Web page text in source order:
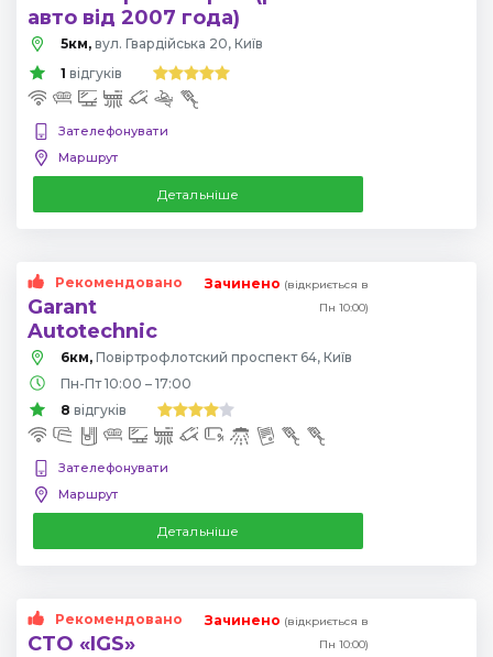
авто від 2007 года)
5км, вул. Гвардійська 20, Київ
1 відгуків
Зателефонувати
Маршрут
Детальніше
Рекомендовано
Garant
Autotechnic
Зачинено (відкриється в
Пн 10:00)
6км,
Повіртрофлотский проспект 64, Київ
Пн-Пт 10:00 – 17:00
8 відгуків
Зателефонувати
Маршрут
Детальніше
Рекомендовано
СТО «IGS»
Зачинено (відкриється в
Пн 10:00)